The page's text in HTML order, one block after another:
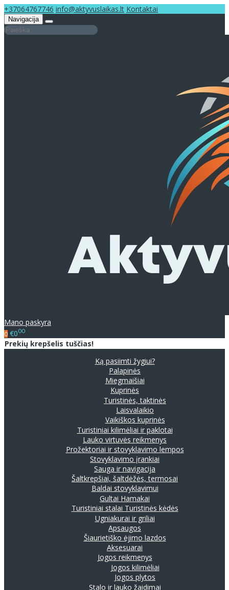
+37064767746 info@aktyvuslaikas.lt Kontaktai
Navigacija
Mano paskyra
0 €000
Prekių krepšelis tuščias!
Ką pasiimti žygiui?
Palapinės
Miegmaišiai
Kuprinės
Turistinės, taktinės
Laisvalaikio
Vaikiškos kuprinės
Turistiniai kilimėliai ir paklotai
Lauko virtuvės reikmenys
Prožektoriai ir stovyklavimo lempos
Stovyklavimo įrankiai
Sauga ir navigacija
Šaltkrepšiai, šaltdėžės, termosai
Baldai stovyklavimui
Gultai Hamakai
Turistiniai stalai Turistinės kėdės
Ugniakurai ir griliai
Apsaugos
Šiaurietiško ėjimo lazdos
Aksesuarai
Jogos reikmenys
Jogos kilimėliai
Jogos plytos
Stalo ir lauko žaidimai